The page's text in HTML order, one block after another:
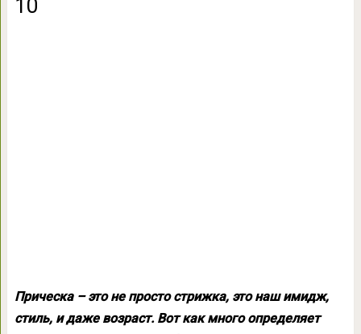
10
Прическа – это не просто стрижка, это наш имидж,
стиль, и даже возраст. Вот как много определяет